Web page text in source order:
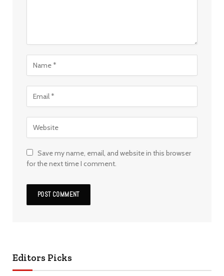
Save my name, email, and website in this browser
for the next time I comment.
Editors Picks